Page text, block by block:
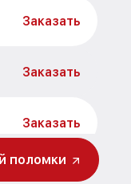
Заказать
Заказать
Заказать
поломки